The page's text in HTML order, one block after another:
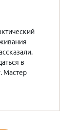
в
Мастер